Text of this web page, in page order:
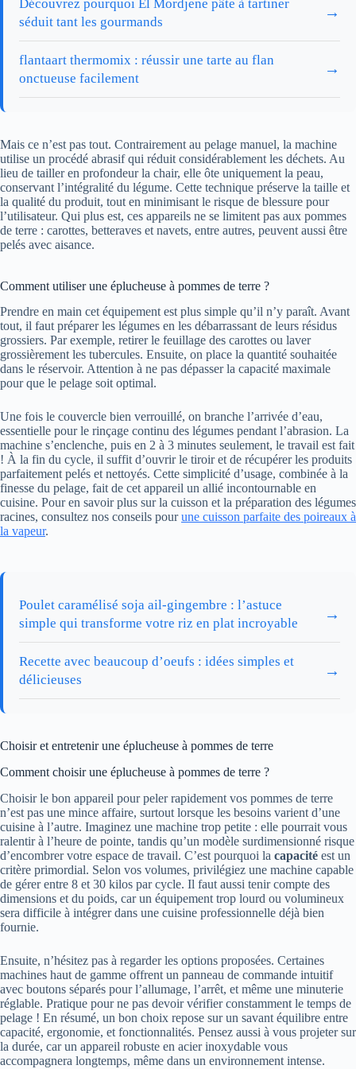
Découvrez pourquoi El Mordjene pâte à tartiner
séduit tant les gourmands
→
flantaart thermomix : réussir une tarte au flan
onctueuse facilement
→
Mais ce n’est pas tout. Contrairement au pelage manuel, la machine
utilise un procédé abrasif qui réduit considérablement les déchets. Au
lieu de tailler en profondeur la chair, elle ôte uniquement la peau,
conservant l’intégralité du légume. Cette technique préserve la taille et
la qualité du produit, tout en minimisant le risque de blessure pour
l’utilisateur. Qui plus est, ces appareils ne se limitent pas aux pommes
de terre : carottes, betteraves et navets, entre autres, peuvent aussi être
pelés avec aisance.
Comment utiliser une éplucheuse à pommes de terre ?
Prendre en main cet équipement est plus simple qu’il n’y paraît. Avant
tout, il faut préparer les légumes en les débarrassant de leurs résidus
grossiers. Par exemple, retirer le feuillage des carottes ou laver
grossièrement les tubercules. Ensuite, on place la quantité souhaitée
dans le réservoir. Attention à ne pas dépasser la capacité maximale
pour que le pelage soit optimal.
Une fois le couvercle bien verrouillé, on branche l’arrivée d’eau,
essentielle pour le rinçage continu des légumes pendant l’abrasion. La
machine s’enclenche, puis en 2 à 3 minutes seulement, le travail est fait
! À la fin du cycle, il suffit d’ouvrir le tiroir et de récupérer les produits
parfaitement pelés et nettoyés. Cette simplicité d’usage, combinée à la
finesse du pelage, fait de cet appareil un allié incontournable en
cuisine. Pour en savoir plus sur la cuisson et la préparation des légumes
racines, consultez nos conseils pourune cuisson parfaite des poireaux à
la vapeur.
Poulet caramélisé soja ail-gingembre : l’astuce
simple qui transforme votre riz en plat incroyable
→
Recette avec beaucoup d’oeufs : idées simples et
délicieuses
→
Choisir et entretenir une éplucheuse à pommes de terre
Comment choisir une éplucheuse à pommes de terre ?
Choisir le bon appareil pour peler rapidement vos pommes de terre
n’est pas une mince affaire, surtout lorsque les besoins varient d’une
cuisine à l’autre. Imaginez une machine trop petite : elle pourrait vous
ralentir à l’heure de pointe, tandis qu’un modèle surdimensionné risque
d’encombrer votre espace de travail. C’est pourquoi la capacité est un
critère primordial. Selon vos volumes, privilégiez une machine capable
de gérer entre 8 et 30 kilos par cycle. Il faut aussi tenir compte des
dimensions et du poids, car un équipement trop lourd ou volumineux
sera difficile à intégrer dans une cuisine professionnelle déjà bien
fournie.
Ensuite, n’hésitez pas à regarder les options proposées. Certaines
machines haut de gamme offrent un panneau de commande intuitif
avec boutons séparés pour l’allumage, l’arrêt, et même une minuterie
réglable. Pratique pour ne pas devoir vérifier constamment le temps de
pelage ! En résumé, un bon choix repose sur un savant équilibre entre
capacité, ergonomie, et fonctionnalités. Pensez aussi à vous projeter sur
la durée, car un appareil robuste en acier inoxydable vous
accompagnera longtemps, même dans un environnement intense.